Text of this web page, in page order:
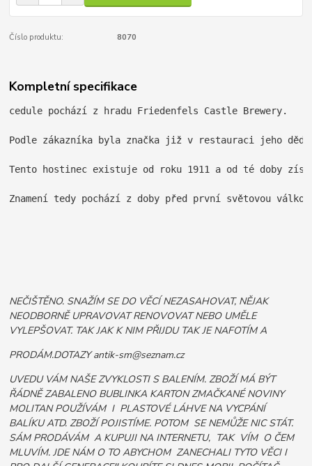
Číslo produktu: 8070
Kompletní specifikace
cedule pochází z hradu Friedenfels Castle Brewery.
Podle zákazníka byla značka již v restauraci jeho
Tento hostinec existuje od roku 1911 a od té doby
Znamení tedy pochází z doby před první světovou
NEČIŠTĚNO. SNAŽÍM SE DO VĚCÍ NEZASAHOVAT, NĚJAK
NEODBORNĚ UPRAVOVAT RENOVOVAT NEBO UMĚLE
VYLEPŠOVAT. TAK JAK K NIM PŘIJDU TAK JE NAFOTÍM A
PRODÁM.DOTAZY antik-sm@seznam.cz
UVEDU VÁM NAŠE ZVYKLOSTI S BALENÍM. ZBOŽÍ MÁ BÝT
ŘÁDNĚ ZABALENO BUBLINKA KARTON ZMAČKANÉ NOVINY
MOLITAN POUŽÍVÁM I PLASTOVÉ LÁHVE NA VYCPÁNÍ
BALÍKU ATD. ZBOŽÍ POJISTÍME. POTOM SE NEMŮŽE NIC STÁT.
SÁM PRODÁVÁM A KUPUJI NA INTERNETU, TAK VÍM O ČEM
MLUVÍM. JDE NÁM O TO ABYCHOM ZANECHALI TYTO VĚCI I